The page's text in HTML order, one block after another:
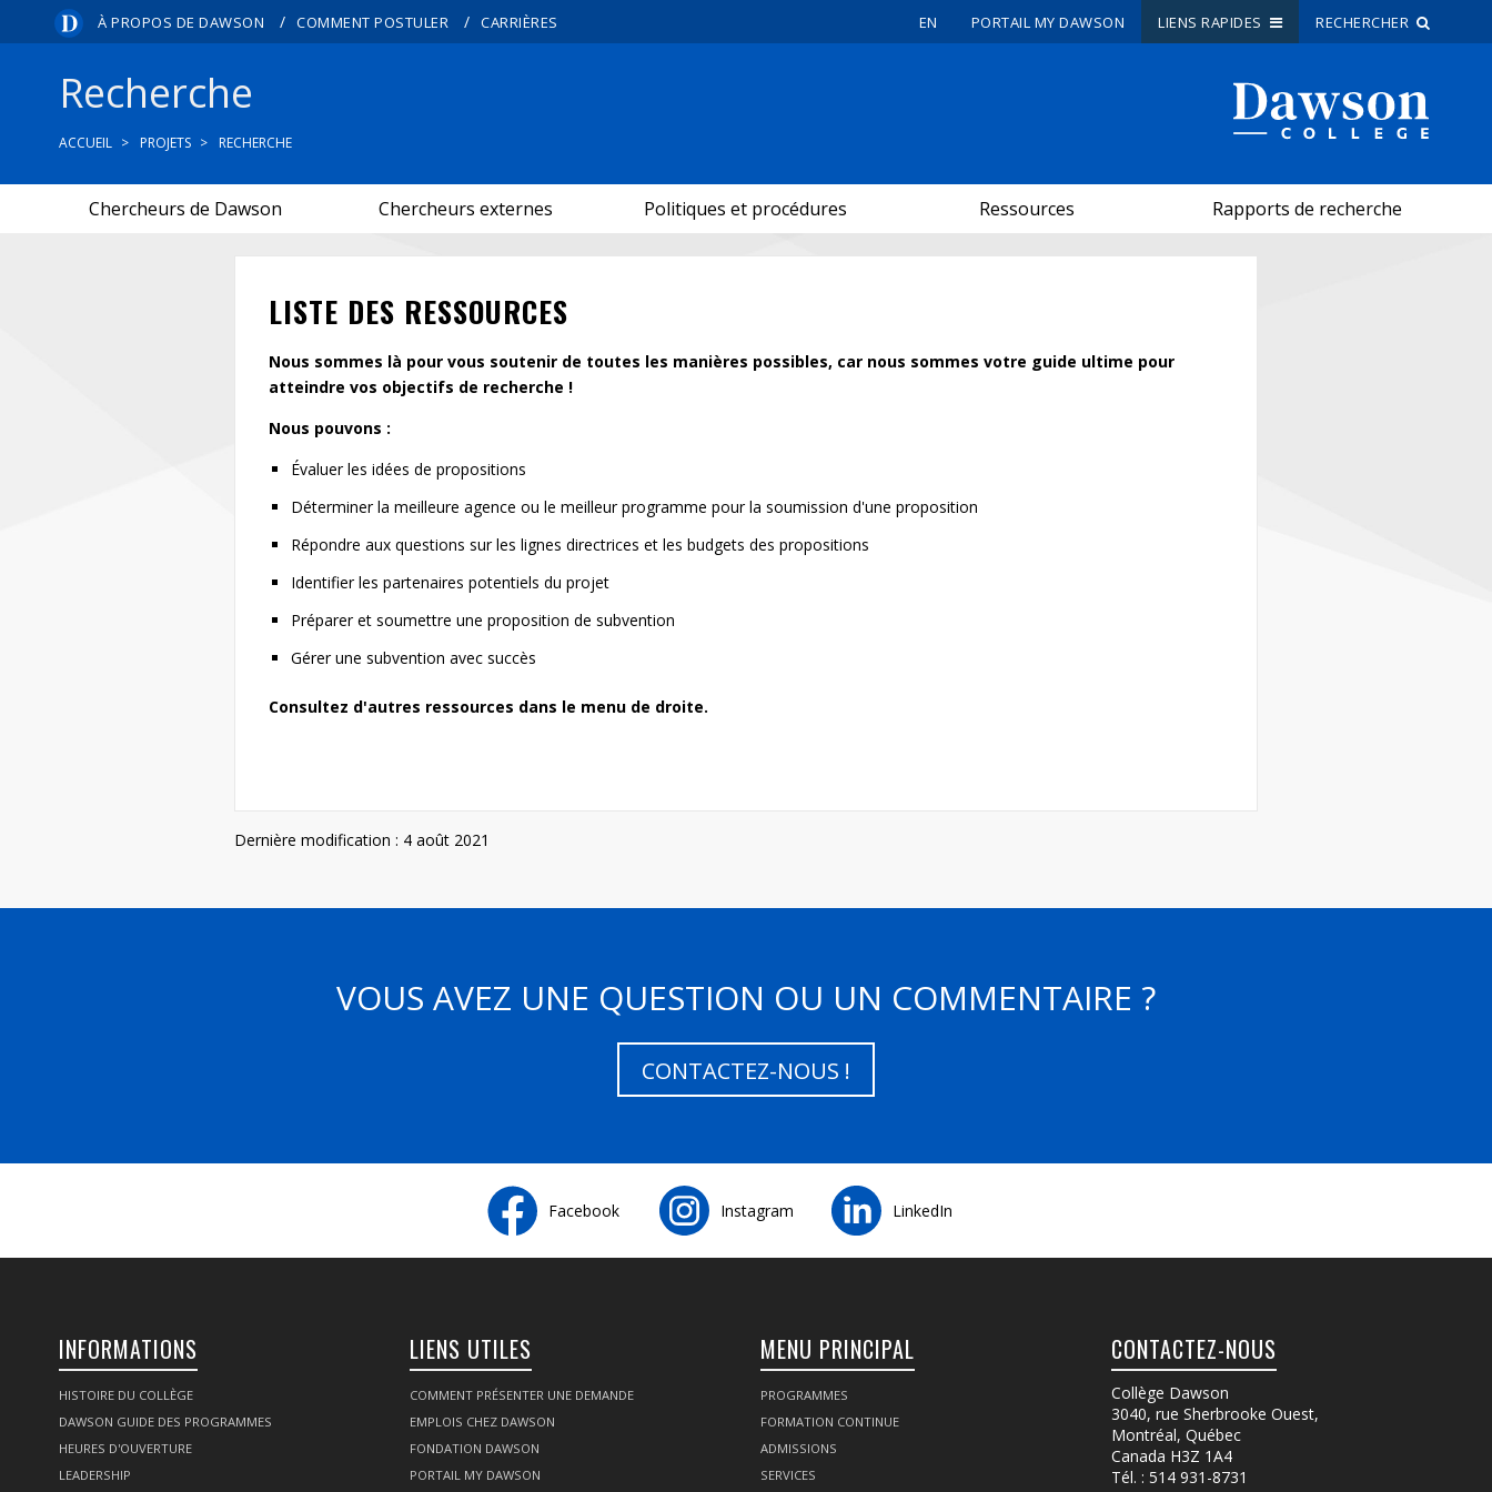
À PROPOS DE DAWSON / COMMENT POSTULER / CARRIÈRES EN PORTAIL MY DAWSON LIENS RAPIDES RECHERCHER
Recherche
ACCUEIL PROJETS RECHERCHE
Chercheurs de Dawson Chercheurs externes Politiques et procédures Ressources Rapports de recherche
LISTE DES RESSOURCES
Nous sommes là pour vous soutenir de toutes les manières possibles, car nous sommes votre guide ultime pour
atteindre vos objectifs de recherche !
Nous pouvons :
Évaluer les idées de propositions
Déterminer la meilleure agence ou le meilleur programme pour la soumission d'une proposition
Répondre aux questions sur les lignes directrices et les budgets des propositions
Identifier les partenaires potentiels du projet
Préparer et soumettre une proposition de subvention
Gérer une subvention avec succès
Consultez d'autres ressources dans le menu de droite.
Dernière modification : 4 août 2021
VOUS AVEZ UNE QUESTION OU UN COMMENTAIRE ?
CONTACTEZ-NOUS !
Facebook Instagram LinkedIn
INFORMATIONS
HISTOIRE DU COLLÈGE
DAWSON GUIDE DES PROGRAMMES
HEURES D'OUVERTURE
LEADERSHIP
LIENS UTILES
COMMENT PRÉSENTER UNE DEMANDE
EMPLOIS CHEZ DAWSON
FONDATION DAWSON
PORTAIL MY DAWSON
MENU PRINCIPAL
PROGRAMMES
FORMATION CONTINUE
ADMISSIONS
SERVICES
CONTACTEZ-NOUS
Collège Dawson
3040, rue Sherbrooke Ouest,
Montréal, Québec
Canada H3Z 1A4
Tél. : 514 931-8731
Recherche sur le site